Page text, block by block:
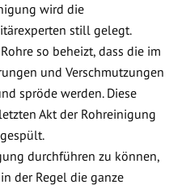
wird die
still gelegt.
so beheizt, dass die im
und Verschmutzungen
spröde werden. Diese
Akt der Rohreinigung
durchführen zu können,
der Regel die ganze